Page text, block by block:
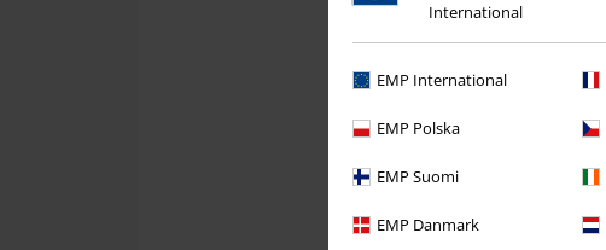
International
EMP International
EMP Polska
EMP Suomi
EMP Danmark